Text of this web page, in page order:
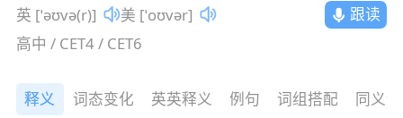
英 [ˈəʊvə(r)] 美 [ˈoʊvər]
跟读
高中 / CET4 / CET6
释义 词态变化 英英释义 例句 词组搭配 同义词